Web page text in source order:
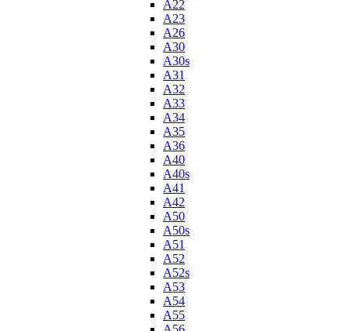
A22
A23
A26
A30
A30s
A31
A32
A33
A34
A35
A36
A40
A40s
A41
A42
A50
A50s
A51
A52
A52s
A53
A54
A55